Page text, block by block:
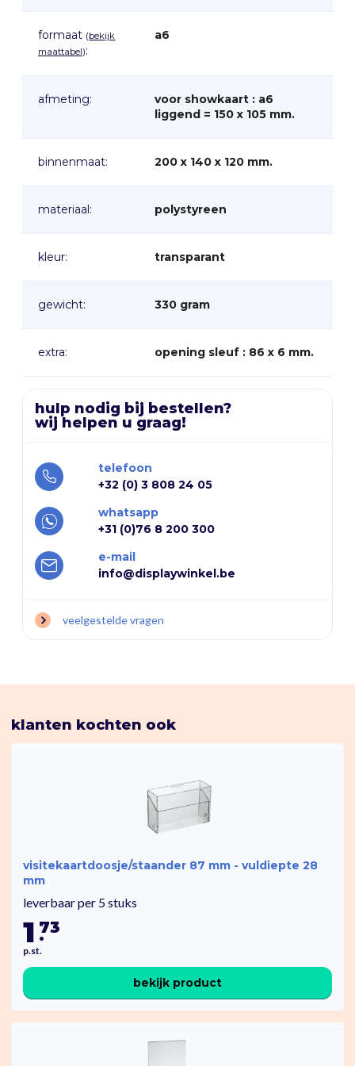
formaat (bekijk
maattabel):
a6
afmeting:
voor showkaart : a6
liggend = 150 x 105 mm.
binnenmaat: 200 x 140 x 120 mm.
materiaal: polystyreen
kleur: transparant
gewicht: 330 gram
extra: opening sleuf : 86 x 6 mm.
hulp nodig bij bestellen?
wij helpen u graag!
telefoon
+32 (0) 3 808 24 05
whatsapp
+31 (0)76 8 200 300
e-mail
info@displaywinkel.be
veelgestelde vragen
klanten kochten ook
visitekaartdoosje/staander 87 mm - vuldiepte 28
mm
leverbaar per 5 stuks
1 .
73
p.st.
bekijk product